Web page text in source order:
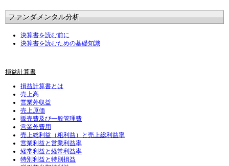
ファンダメンタル分析
決算書を読む前に
決算書を読むための基礎知識
損益計算書
損益計算書とは
売上高
営業外収益
売上原価
販売費及び一般管理費
営業外費用
売上総利益（粗利益）と売上総利益率
営業利益と営業利益率
経常利益と経常利益率
特別利益と特別損益